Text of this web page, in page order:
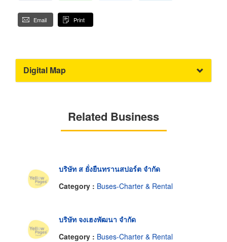
Email Print
Digital Map
Related Business
บริษัท ส ยั่งยืนทรานสปอร์ต จำกัด
Category : Buses-Charter & Rental
บริษัท จงเฮงพัฒนา จำกัด
Category : Buses-Charter & Rental